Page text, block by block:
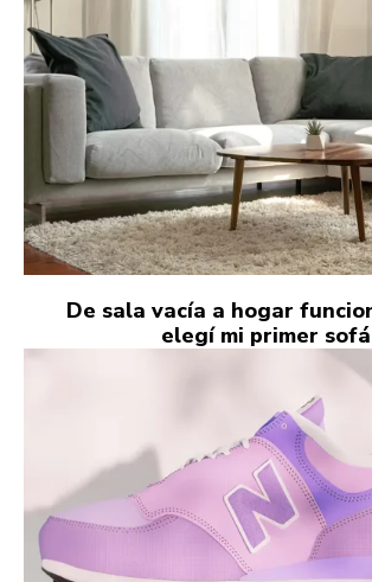
De sala vacía a hogar
elegí mi primer sofá